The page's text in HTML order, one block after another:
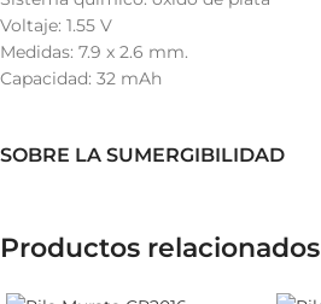
Voltaje: 1.55 V
Medidas: 7.9 x 2.6 mm.
Capacidad: 32 mAh
SOBRE LA SUMERGIBILIDAD
Productos relacionados